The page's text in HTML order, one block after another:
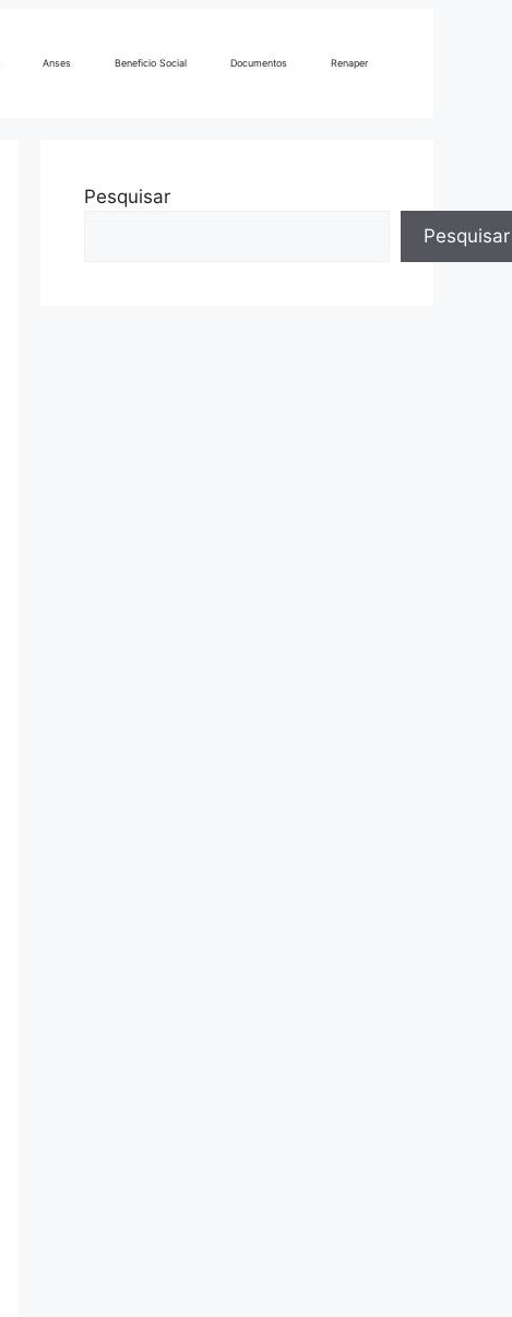
Anses Beneficio Social Documentos Renaper
Pesquisar
Pesquisar